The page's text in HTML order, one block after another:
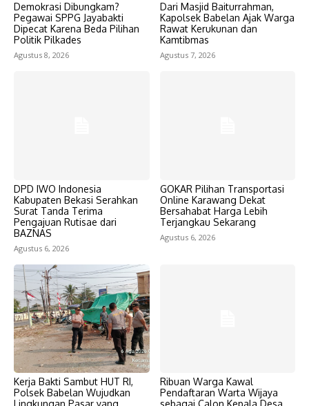
Demokrasi Dibungkam?
Pegawai SPPG Jayabakti
Dipecat Karena Beda Pilihan
Politik Pilkades
Agustus 8, 2026
Dari Masjid Baiturrahman,
Kapolsek Babelan Ajak Warga
Rawat Kerukunan dan
Kamtibmas
Agustus 7, 2026
DPD IWO Indonesia
Kabupaten Bekasi Serahkan
Surat Tanda Terima
Pengajuan Rutisae dari
BAZNAS
Agustus 6, 2026
GOKAR Pilihan Transportasi
Online Karawang Dekat
Bersahabat Harga Lebih
Terjangkau Sekarang
Agustus 6, 2026
Kerja Bakti Sambut HUT RI,
Polsek Babelan Wujudkan
Lingkungan Pasar yang
Ribuan Warga Kawal
Pendaftaran Warta Wijaya
sebagai Calon Kepala Desa